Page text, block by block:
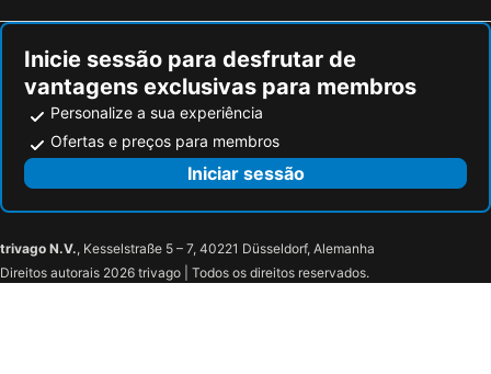
Inicie sessão para desfrutar de
vantagens exclusivas para membros
Personalize a sua experiência
Ofertas e preços para membros
Iniciar sessão
trivago N.V., Kesselstraße 5 – 7, 40221 Düsseldorf, Alemanha
Direitos autorais 2026 trivago | Todos os direitos reservados.